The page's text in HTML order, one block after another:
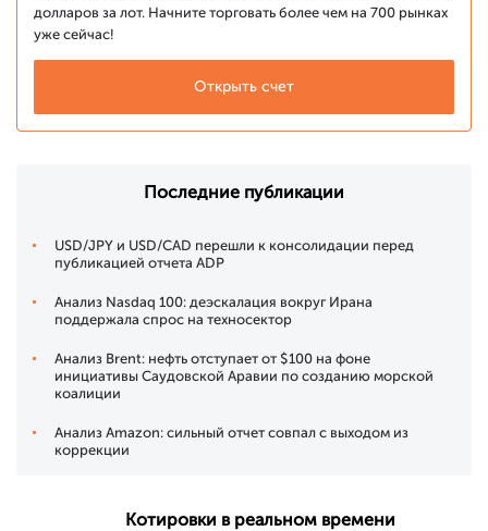
долларов за лот. Начните торговать более чем на 700 рынках
уже сейчас!
Открыть счет
Последние публикации
USD/JPY и USD/CAD перешли к консолидации перед
публикацией отчета ADP
Анализ Nasdaq 100: деэскалация вокруг Ирана
поддержала спрос на техносектор
Анализ Brent: нефть отступает от $100 на фоне
инициативы Саудовской Аравии по созданию морской
коалиции
Анализ Amazon: сильный отчет совпал с выходом из
коррекции
Котировки в реальном времени